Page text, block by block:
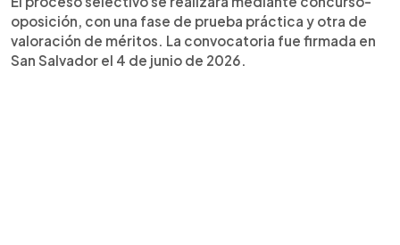
oposición, con una fase de prueba práctica y otra de
valoración de méritos. La convocatoria fue firmada en
San Salvador el 4 de junio de 2026.